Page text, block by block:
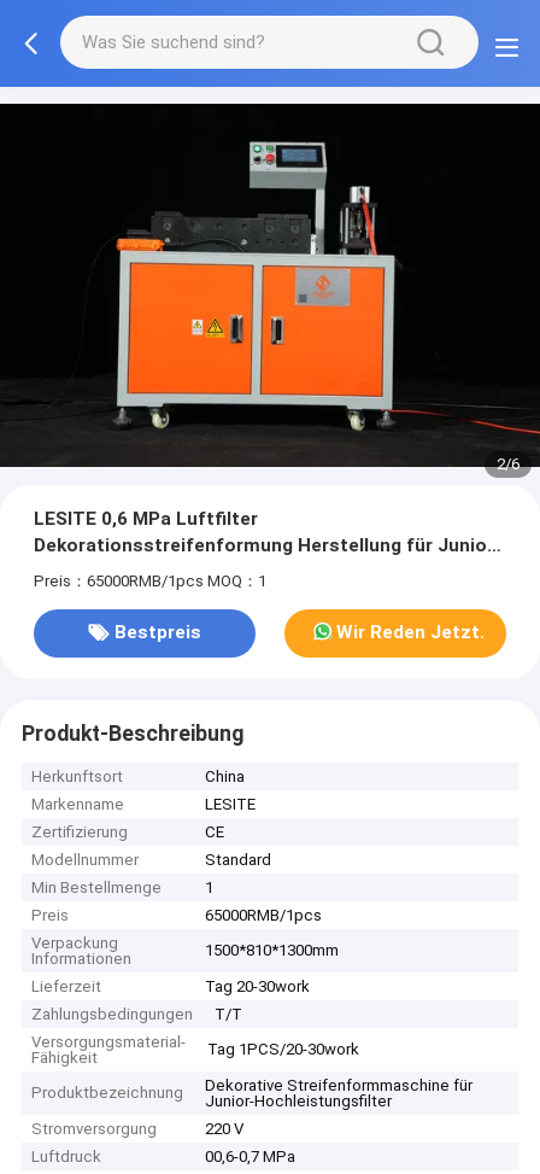
2/6
LESITE 0,6 MPa Luftfilter
Dekorationsstreifenformung Herstellung für Junior-
Hochwirkungsfilter
Preis：65000RMB/1pcs MOQ：1
Bestpreis Wir Reden Jetzt.
Produkt-Beschreibung
Herkunftsort
China
Markenname
LESITE
Zertifizierung
CE
Modellnummer
Standard
Min Bestellmenge
1
Preis
65000RMB/1pcs
Verpackung
Informationen
1500*810*1300mm
Lieferzeit
Tag 20-30work
Zahlungsbedingungen
T/T
Versorgungsmaterial-
Fähigkeit
Tag 1PCS/20-30work
Produktbezeichnung
Dekorative Streifenformmaschine für
Junior-Hochleistungsfilter
Stromversorgung
220 V
Luftdruck
00,6-0,7 MPa